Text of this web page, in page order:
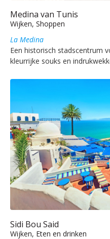
Medina van Tunis
Wijken, Shoppen
La Medina
Een historisch stadscentrum
kleurrijke souks en
Sidi Bou Said
Wijken, Eten en drinken